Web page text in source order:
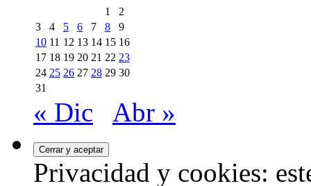
1
2
3
4 5 6 7 8
9
10 11 12 13 14 15 16
17 18 19 20 21 22 23
24 25 26 27 28 29 30
31
« Dic Abr »
Privacidad y cookies: